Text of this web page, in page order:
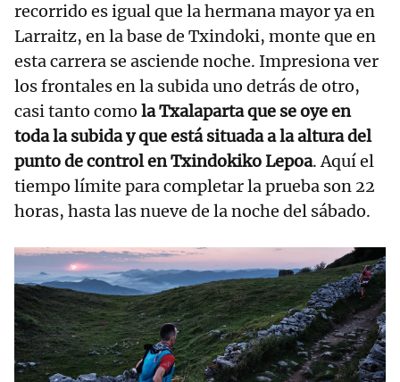
recorrido es igual que la hermana mayor ya en
Larraitz, en la base de Txindoki, monte que en
esta carrera se asciende noche. Impresiona ver
los frontales en la subida uno detrás de otro,
casi tanto como la Txalaparta que se oye en
toda la subida y que está situada a la altura del
punto de control en Txindokiko Lepoa. Aquí el
tiempo límite para completar la prueba son 22
horas, hasta las nueve de la noche del sábado.